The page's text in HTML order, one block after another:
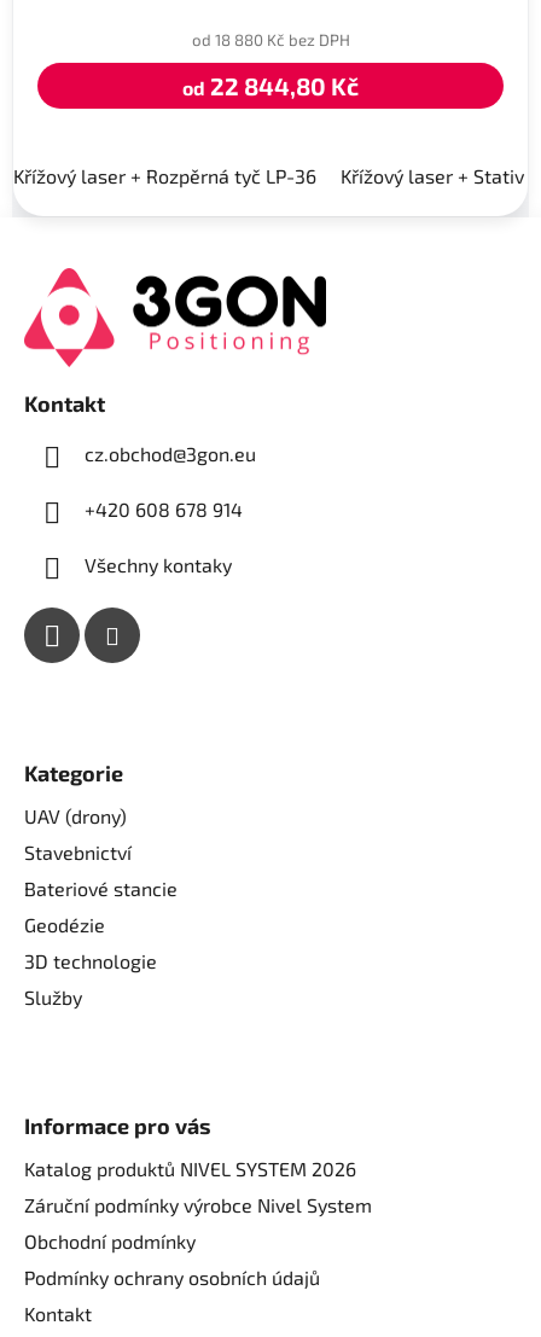
od 18 880 Kč bez DPH
od 22 844,80 Kč
Křížový laser + Rozpěrná tyč LP-36 Křížový laser + Stativ
Kontakt
cz.obchod@3gon.eu
+420 608 678 914
Všechny kontaky
Kategorie
UAV (drony)
Stavebnictví
Bateriové stancie
Geodézie
3D technologie
Služby
Informace pro vás
Katalog produktů NIVEL SYSTEM 2026
Záruční podmínky výrobce Nivel System
Obchodní podmínky
Podmínky ochrany osobních údajů
Kontakt